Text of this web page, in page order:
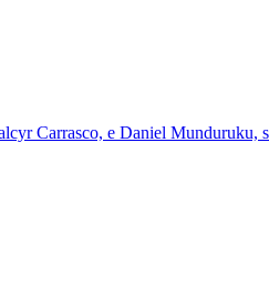
Carrasco, e Daniel